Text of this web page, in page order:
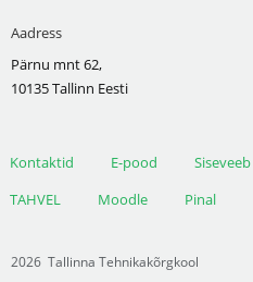
Aadress
Pärnu mnt 62,
10135 Tallinn Eesti
Kontaktid E-pood Siseveeb
TAHVEL
Moodle Pinal
2026 Tallinna Tehnikakõrgkool